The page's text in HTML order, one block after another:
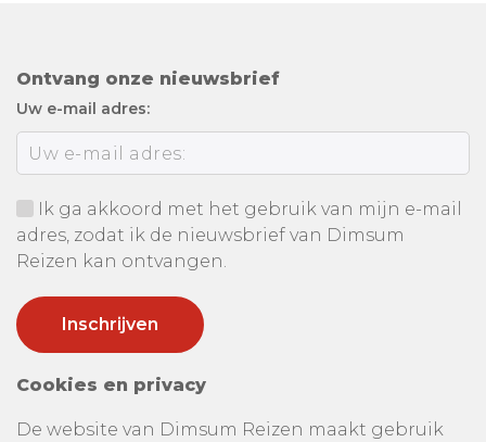
Ontvang onze nieuwsbrief
Uw e-mail adres:
Ik ga akkoord met het gebruik van mijn e-mail
adres, zodat ik de nieuwsbrief van Dimsum
Reizen kan ontvangen.
Cookies en privacy
De website van Dimsum Reizen maakt gebruik